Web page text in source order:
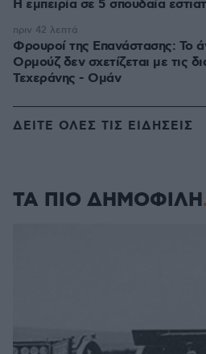
Η εμπειρία σε 5 σπουδαία
Φρουροί της Επανάστασης: Το
Ορμούζ δεν σχετίζεται με τις
Τεχεράνης - Ομάν
πριν 42 λεπτά
ΔΕΙΤΕ ΟΛΕΣ ΤΙΣ ΕΙΔΗΣΕΙΣ
ΤΑ ΠΙΟ ΔΗΜΟΦΙΛΗ